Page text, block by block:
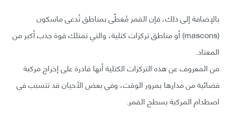
بالإضافة إلى ذلك، فإن القمر مُغطَّى بمناطق تُدعى ماسكون
(mascons) أو مناطق تركزات كتلية، والتي تمتلك قوة جذب أكبر من
المعتاد.
من المعروف عن هذه التركزات الكتلية أنها قادرة على إخراج مركبة
فضائية من مدارها بمرور الوقت، وفي بعض الأحيان قد تتسبب في
اصطدام المركبة بسطح القمر.